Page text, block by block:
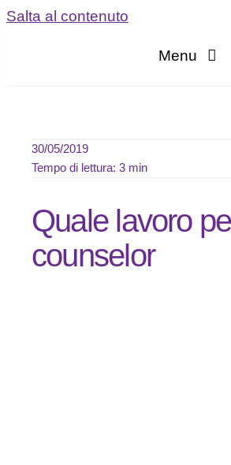
Salta al contenuto
Menu
30/05/2019
Tempo di lettura: 3 min
Quale lavoro
counselor